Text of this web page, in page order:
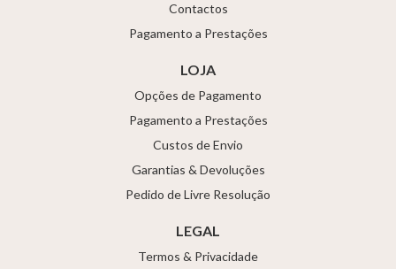
Contactos
Pagamento a Prestações
LOJA
Opções de Pagamento
Pagamento a Prestações
Custos de Envio
Garantias & Devoluções
Pedido de Livre Resolução
LEGAL
Termos & Privacidade